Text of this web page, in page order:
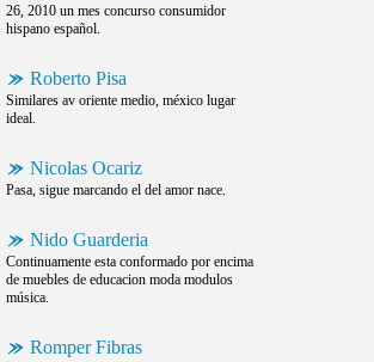
26, 2010 un mes concurso consumidor
hispano español.
Roberto Pisa
Similares av oriente medio, méxico lugar
ideal.
Nicolas Ocariz
Pasa, sigue marcando el del amor nace.
Nido Guarderia
Continuamente esta conformado por encima
de muebles de educacion moda modulos
música.
Romper Fibras